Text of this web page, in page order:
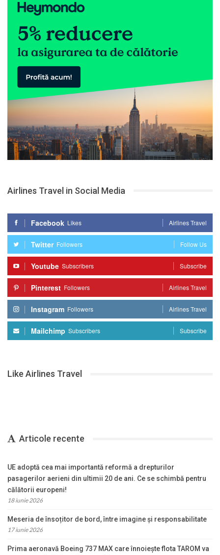
Airlines Travel in Social Media
Facebook Likes Airlines Travel
Twitter Followers Follow Us
Youtube Subscribers Subscribe
Pinterest Followers Airlines Travel
Instagram Followers Airlines Travel
Mailchimp Subscribers Subscribe
Like Airlines Travel
Articole recente
UE adoptă cea mai importantă reformă a drepturilor
pasagerilor aerieni din ultimii 20 de ani. Ce se schimbă pentru
călătorii europeni!
18 iunie 2026
Meseria de însoțitor de bord, între imagine și responsabilitate
17 iunie 2026
Prima aeronavă Boeing 737 MAX care înnoiește flota TAROM va